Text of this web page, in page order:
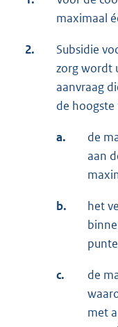
maximaal
2.
Subsidie
zorg wordt
aanvraag
de
a.
de
aan
b.
het
c.
de
met